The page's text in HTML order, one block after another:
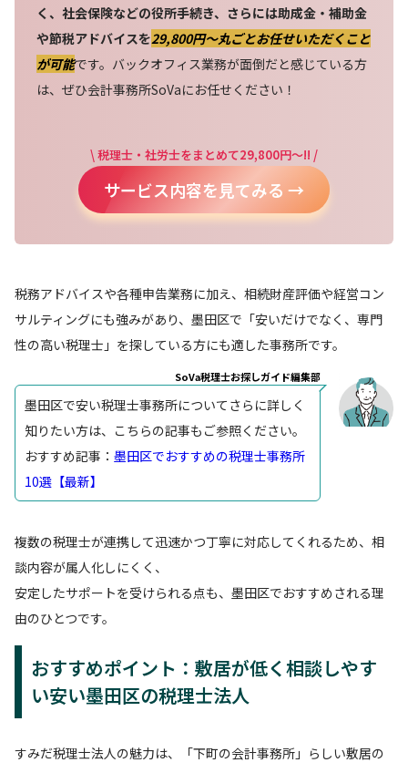
く、社会保険などの役所手続き、さらには助成金・補助金
や節税アドバイスを29,800円〜丸ごとお任せいただくこと
が可能です。バックオフィス業務が面倒だと感じている方
は、ぜひ会計事務所SoVaにお任せください！
\ 税理士・社労士をまとめて29,800円～!! /
サービス内容を見てみる →
税務アドバイスや各種申告業務に加え、相続財産評価や経営コン
サルティングにも強みがあり、墨田区で「安いだけでなく、専門
性の高い税理士」を探している方にも適した事務所です。
SoVa税理士お探しガイド編集部
墨田区で安い税理士事務所についてさらに詳しく
知りたい方は、こちらの記事もご参照ください。
おすすめ記事： 墨田区でおすすめの税理士事務所
10選【最新】
複数の税理士が連携して迅速かつ丁寧に対応してくれるため、相
談内容が属人化しにくく、
安定したサポートを受けられる点も、墨田区でおすすめされる理
由のひとつです。
おすすめポイント：敷居が低く相談しやす
い安い墨田区の税理士法人
すみだ税理士法人の魅力は、「下町の会計事務所」らしい敷居の